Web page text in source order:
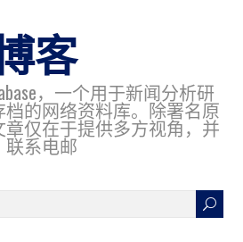
客
，一个用于新闻分析研
的网络资料库。除署名原
仅在于提供多方视角，并
系电邮